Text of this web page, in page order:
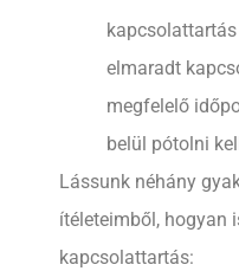
elmaradt
megfelelő
belül pótolni
Lássunk néhány
ítéleteimből, hogyan
kapcsolattartás: